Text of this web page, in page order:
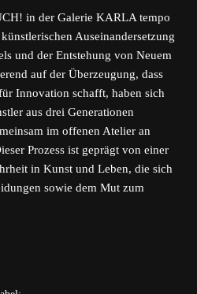
in der Galerie KARLA tempo
Auseinandersetzung
und der Entstehung von Neuem
auf der Überzeugung, dass
Innovation schafft, haben sich
aus drei Generationen
im offenen Atelier an
Prozess ist geprägt von einer
in Kunst und Leben, die sich
sowie dem Mut zum